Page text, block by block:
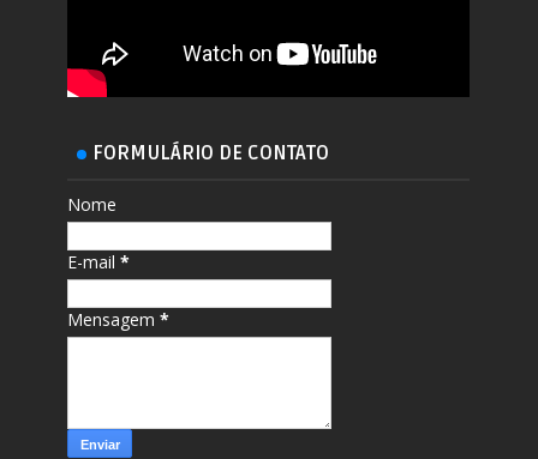
FORMULÁRIO DE CONTATO
Nome
E-mail*
Mensagem*